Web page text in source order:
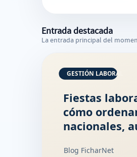
Entrada destacada
La entrada principal del